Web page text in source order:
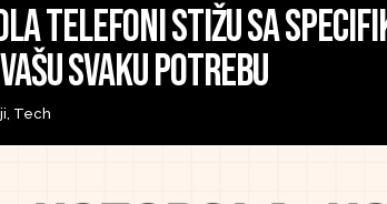
telefoni stižu sa
svaku potrebu
, Tech